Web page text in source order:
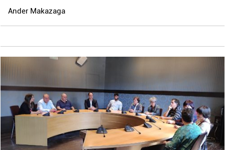
Ander Makazaga